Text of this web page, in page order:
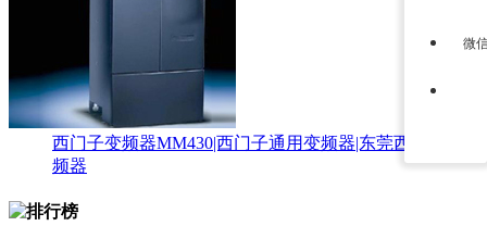
西门子变频器MM430|西门子通用变频器|东莞西门子变
频器
微